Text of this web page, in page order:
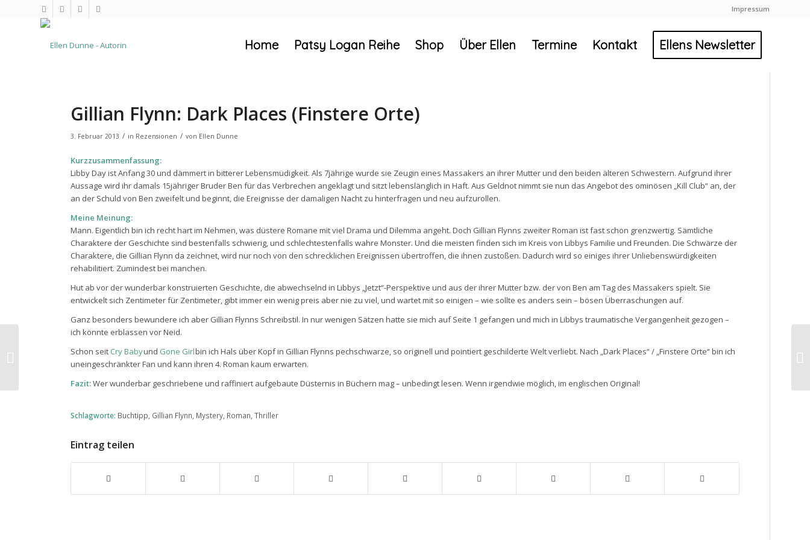
Impressum
Home Patsy Logan Reihe Shop Über Ellen Termine Kontakt Ellens Newsletter
Gillian Flynn: Dark Places (Finstere Orte)
3. Februar 2013 / in Rezensionen / von Ellen Dunne
Kurzzusammenfassung:
Libby Day ist Anfang 30 und dämmert in bitterer Lebensmüdigkeit. Als 7jährige wurde sie Zeugin eines Massakers an ihrer Mutter und den beiden älteren Schwestern. Aufgrund ihrer
Aussage wird ihr damals 15jähriger Bruder Ben für das Verbrechen angeklagt und sitzt lebenslänglich in Haft. Aus Geldnot nimmt sie nun das Angebot des ominösen „Kill Club“ an, der
an der Schuld von Ben zweifelt und beginnt, die Ereignisse der damaligen Nacht zu hinterfragen und neu aufzurollen.
Meine Meinung:
Mann. Eigentlich bin ich recht hart im Nehmen, was düstere Romane mit viel Drama und Dilemma angeht. Doch Gillian Flynns zweiter Roman ist fast schon grenzwertig. Sämtliche
Charaktere der Geschichte sind bestenfalls schwierig, und schlechtestenfalls wahre Monster. Und die meisten finden sich im Kreis von Libbys Familie und Freunden. Die Schwärze der
Charaktere, die Gillian Flynn da zeichnet, wird nur noch von den schrecklichen Ereignissen übertroffen, die ihnen zustoßen. Dadurch wird so einiges ihrer Unliebenswürdigkeiten
rehabilitiert. Zumindest bei manchen.
Hut ab vor der wunderbar konstruierten Geschichte, die abwechselnd in Libbys „Jetzt“-Perspektive und aus der ihrer Mutter bzw. der von Ben am Tag des Massakers spielt. Sie
entwickelt sich Zentimeter für Zentimeter, gibt immer ein wenig preis aber nie zu viel, und wartet mit so einigen – wie sollte es anders sein – bösen Überraschungen auf.
Ganz besonders bewundere ich aber Gillian Flynns Schreibstil. In nur wenigen Sätzen hatte sie mich auf Seite 1 gefangen und mich in Libbys traumatische Vergangenheit gezogen –
ich könnte erblassen vor Neid.
Schon seit Cry Babyund Gone Girlbin ich Hals über Kopf in Gillian Flynns pechschwarze, so originell und pointiert geschilderte Welt verliebt. Nach „Dark Places“ / „Finstere Orte“ bin ich
uneingeschränkter Fan und kann ihren 4. Roman kaum erwarten.
Fazit:Wer wunderbar geschriebene und raffiniert aufgebaute Düsternis in Büchern mag – unbedingt lesen. Wenn irgendwie möglich, im englischen Original!
Schlagworte: Buchtipp, Gillian Flynn, Mystery, Roman, Thriller
Eintrag teilen
Wie klingt WIE DU MIR? Ein